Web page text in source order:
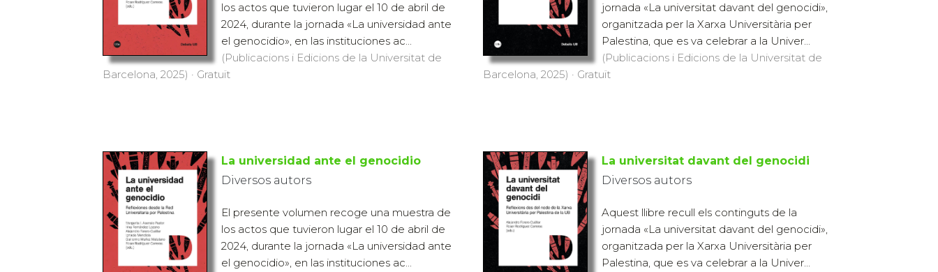
los actos que tuvieron lugar el 10 de abril de
2024, durante la jornada «La universidad ante
el genocidio», en las instituciones ac...
(Publicacions i Edicions de la Universitat de
Barcelona, 2025) · Gratuït
jornada «La universitat davant del genocidi»,
organitzada per la Xarxa Universitària per
Palestina, que es va celebrar a la Univer...
(Publicacions i Edicions de la Universitat de
Barcelona, 2025) · Gratuït
La universidad ante el genocidio
Diversos autors
El presente volumen recoge una muestra de
los actos que tuvieron lugar el 10 de abril de
2024, durante la jornada «La universidad ante
el genocidio», en las instituciones ac...
La universitat davant del genocidi
Diversos autors
Aquest llibre recull els continguts de la
jornada «La universitat davant del genocidi»,
organitzada per la Xarxa Universitària per
Palestina, que es va celebrar a la Univer...